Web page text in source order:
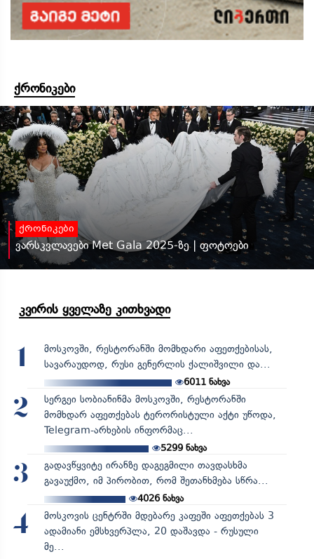
ქრონიკები
ქრონიკები
ვარსკვლავები Met Gala 2025-ზე | ფოტოები
კვირის ყველაზე კითხვადი
1
მოსკოვში, რესტორანში მომხდარი აფეთქებისას,
სავარაუდოდ, რუსი გენერლის ქალიშვილი და...
6011 ნახვა
2
სერგეი სობიანინმა მოსკოვში, რესტორანში
მომხდარ აფეთქებას ტერორისტული აქტი უწოდა,
Telegram-არხების ინფორმაც...
5299ნახვა
3
გადავწყვიტე ირანზე დაგეგმილი თავდასხმა
გავაუქმო, იმ პირობით, რომ შეთანხმება სწრა...
4026ნახვა
4
მოსკოვის ცენტრში მდებარე კაფეში აფეთქებას 3
ადამიანი ემსხვერპლა, 20 დაშავდა - რუსული
მე...